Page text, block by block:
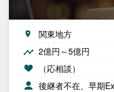
関東地方
2億円～5億円
（応相談）
後継者不在、早期